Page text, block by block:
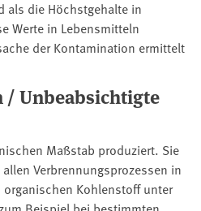
als die Höchstgehalte in
Werte in Lebensmitteln
der Kontamination ermittelt
Unbeabsichtigte
Maßstab produziert. Sie
Verbrennungsprozessen in
Kohlenstoff unter
Beispiel bei bestimmten